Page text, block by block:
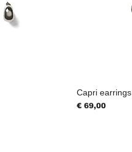
Capri earrings
Prijs
€ 69,00